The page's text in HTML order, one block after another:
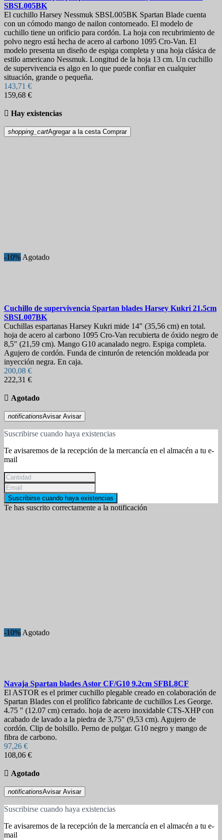
SBSL005BK
El cuchillo Harsey Nessmuk SBSL005BK Spartan Blade cuenta
con un cómodo mango de nailon contorneado. El modelo de
cuchillo tiene un orificio para cordón. La hoja con recubrimiento de
polvo negro está hecha de acero al carbono 1095 Cro-Van. El
modelo presenta un diseño de espiga completa y una hoja clásica de
estilo americano Nessmuk. Longitud de la hoja 13 cm. Un cuchillo
de supervivencia es algo en lo que puede confiar en cualquier
situación, grande o pequeña.
143,71 €
159,68 €
 Hay existencias
shopping_cartAgregar a la cesta Comprar
-10% Agotado
Cuchillo de supervivencia Spartan blades Harsey Kukri 21.5cm
SBSL007BK
Cuchillas espartanas Harsey Kukri mide 14" (35,56 cm) en total.
hoja de acero al carbono 1095 Cro-Van recubierta de óxido negro de
8,5" (21,59 cm). Mango G10 acanalado negro. Espiga completa.
Agujero de cordón. Funda de cinturón de retención moldeada por
inyección negra. En caja.
200,08 €
222,31 €
 Agotado
notificationsAvisar Avisar
Suscribirse cuando haya existencias
Te avisaremos de la recepción de la mercancía en el almacén a tu e-
mail
Suscribirse cuando haya existencias
Te has suscrito correctamente a la notificación
-10% Agotado
Navaja Spartan blades Astor CF/G10 9.2cm SFBL8CF
El ASTOR es el primer cuchillo plegable creado en colaboración de
Spartan Blades con el prolífico fabricante de cuchillos Les George.
4.75 " (12.07 cm) cerrado. hoja de acero inoxidable CTS-XHP con
acabado de lavado a la piedra de 3,75" (9,53 cm). Agujero de
cordón. Clip de bolsillo. Perno de pulgar. G10 negro y mango de
fibra de carbono.
97,26 €
108,06 €
 Agotado
notificationsAvisar Avisar
Suscribirse cuando haya existencias
Te avisaremos de la recepción de la mercancía en el almacén a tu e-
mail